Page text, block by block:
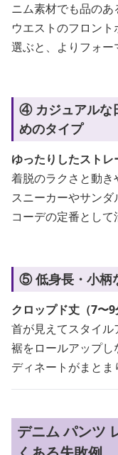
ニム素材でも品のあ
ウエストのフロン
選ぶと、よりフォー
④ カジュアルな
めのタイプ
ゆったりしたスト
着脱のラクさと動き
スニーカーやサン
コーデの定番として
⑤ 低身長・小柄
クロップド丈（7〜
首が見えてスタイル
裾をロールアップ
ディネートがまとま
デニム パンツ